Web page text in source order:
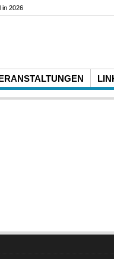
in 2026